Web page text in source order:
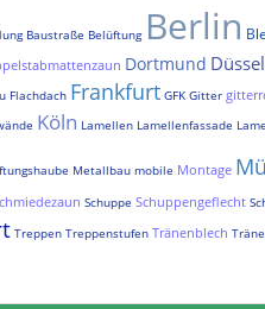
Baustraße Belüftung Berlin
Dortmund
Flachdach Frankfurt GFK Gitter
Köln Lamellen Lamellenfassade
Metallbau mobile Montage
Schuppe Schuppengeflecht
Treppen Treppenstufen Tränenblech